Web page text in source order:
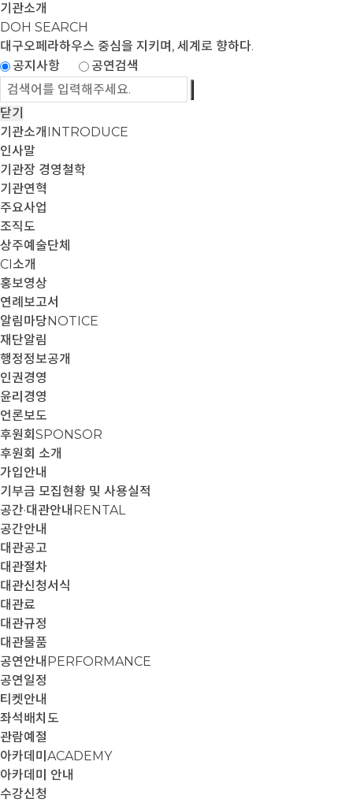
기관소개
DOH SEARCH
대구오페라하우스 중심을 지키며, 세계로 향하다.
공지사항
공연검색
닫기
기관소개 INTRODUCE
인사말
기관장 경영철학
기관연혁
주요사업
조직도
상주예술단체
CI소개
홍보영상
연례보고서
알림마당NOTICE
재단알림
행정정보공개
인권경영
윤리경영
언론보도
후원회 SPONSOR
후원회 소개
가입안내
기부금 모집현황 및 사용실적
공간·대관안내 RENTAL
공간안내
대관공고
대관절차
대관신청서식
대관료
대관규정
대관물품
공연안내 PERFORMANCE
공연일정
티켓안내
좌석배치도
관람예절
아카데미 ACADEMY
아카데미 안내
수강신청